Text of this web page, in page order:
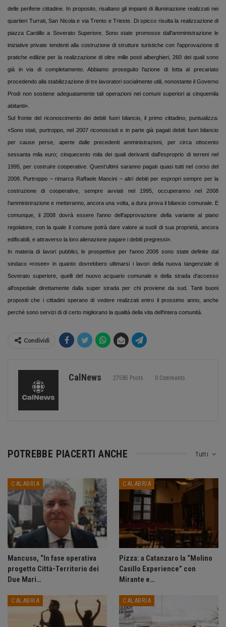
delle periferie cittadine. In proposito, risaltano gli impianti di illuminazione realizzati nei
quartieri Turrati, San Nicola e via Trento e Trieste. Di spicco risulta la realizzazione di
piazza Cardillo a Soverato Superiore. Sono state promosse dall'amministrazione le
iniziative private tendenti alla costruzione di strutture turistiche con l'approvazione di
pratiche edilizie per la realizzazione di oltre mille posti alberghieri, 260 dei quali sono
già in via di completamento. Abbiamo proseguito l'azione di lotta al precariato
procedendo alla stabilizzazione di tre lavoratori socialmente utili, nonostante il Governo
Prodi non sostiene adeguatamente tali operazioni nei comuni superiori ai cinquemila
abitanti».
Sul fronte del riconoscimento dei debiti fuori bilancio, il primo cittadino, puntualizza:
«Sono stati, purtroppo, nel 2007 riconosciuti e in parte già pagati debiti fuori bilancio
per cause perse, aperte dalle precedenti amministrazioni, per circa ottocento
sessanta mila euro; cinquecento mila dei quali derivanti dall'esproprio di terreni nel
1995, per costruire cooperative. Quest'ultimi saranno pagati quasi tutti nel corso del
2008. Purtroppo – rimarca Raffaele Mancini – altri debiti per espropri sempre per la
costruzione di cooperative, sempre avviati nel 1995, occuperanno nel 2008
l'amministrazione e metteranno, ancora una volta, a dura prova il bilancio comunale. E
comunque, il 2008 dovrà essere l'anno dell'approvazione della variante al piano
regolatore, con la quale il comune potrà dare valore ai suoli di sua proprietà, ancora
edificabili, e attraverso la loro alienazione pagare i debiti pregressi».
In materia di lavori pubblici, le prospettive per l'anno 2008 sono state definite dal
sindaco «rosee» in quanto dovrebbero ultimarsi i lavori della nuova tangenziale di
Soverato superiore, quelli del nuovo acquario comunale e della strada d'accesso
all'ospedale direttamente dalla super strada per chi proviene da sud. Tanti buoni
propositi che i cittadini sperano di vedere realizzati entro il prossimo anno, anche
perchè sono servizi di di certo migliorano la qualità della vita dell'intera comunità.
Condividi
CalNews 27585 Posts 0 Comments
Tutti
POTREBBE PIACERTI ANCHE
CALABRIA
Mancuso, “In fase operativa
progetto Città-Territorio dei
Due Mari…
CALABRIA
Pizza: a Catanzaro la “Molino
Casillo Experience” con
Mirante e…
CALABRIA CALABRIA